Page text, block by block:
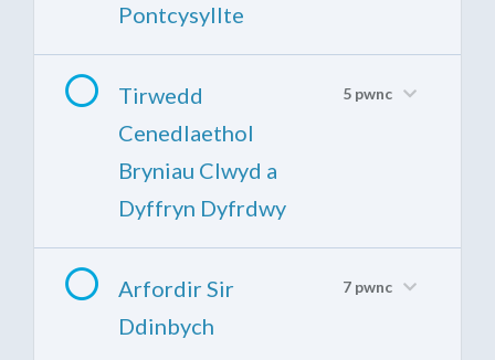
Pontcysyllte
Tirwedd
Cenedlaethol
Bryniau Clwyd a
Dyffryn Dyfrdwy
5 pwnc
Arfordir Sir
Ddinbych
7 pwnc